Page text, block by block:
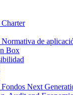
de
Box
Next